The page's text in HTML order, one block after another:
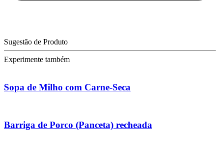
Sugestão de Produto
Experimente também
Sopa de Milho com Carne-Seca
Barriga de Porco (Panceta) recheada